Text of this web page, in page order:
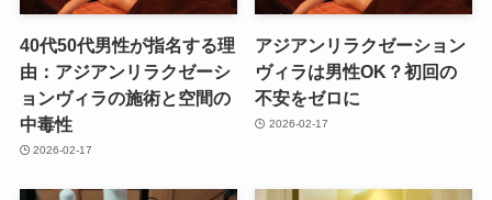
40代50代男性が指名する理
由：アジアンリラクゼーシ
ョンヴィラの施術と空間の
中毒性
2026-02-17
アジアンリラクゼーション
ヴィラは男性OK？初回の
不安をゼロに
2026-02-17